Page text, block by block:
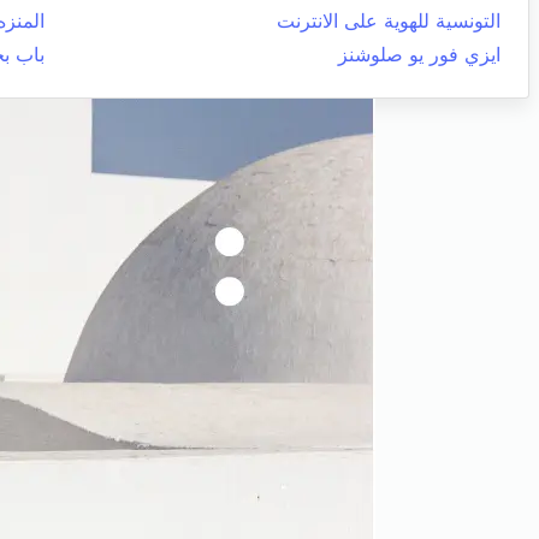
التونسية للهوية على الانترنت
ايزي فور يو صلوشنز
باب